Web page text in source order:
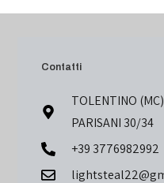
Contatti
TOLENTINO
PARISANI 30/34
+39 3776982992